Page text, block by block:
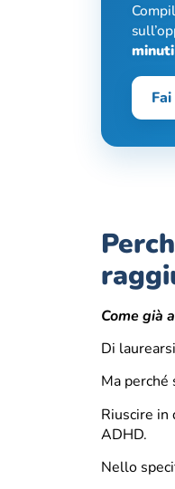
Come già
Di
Ma perché
Riuscire in
ADHD.
Nello